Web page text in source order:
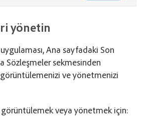
yönetin
Ana sayfadaki Son
Sözleşmeler sekmesinden
ve yönetmenizi
veya yönetmek için: